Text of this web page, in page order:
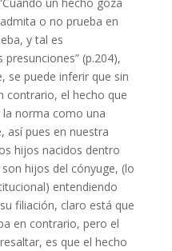
o no prueba en
y tal es
(p.204),
se puede inferir que sin
contrario, el hecho que
norma como una
así pues en nuestra
hijos nacidos dentro
hijos del cónyuge, (lo
entendiendo
filiación, claro está que
en contrario, pero el
es que el hecho